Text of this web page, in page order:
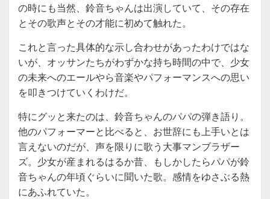
の時にも当然、鈴音ちゃんは出演していて、その存在
とその歌声とその才能に初めて触れた。
これと言った具体的な示し合わせがあったわけではな
いが、オッサンたちがわずかな持ち時間の中で、少女
の未来へのエールやら音楽やパフォーマンスへの思い
を叩きつけていくわけだ。
特にグッと来たのは、鈴音ちゃんのパパの弾き語り。
他のパフォーマーと比べると、お世辞にも上手いとは
言えないのだが、声を限りに歌う大事マンブラザー
ズ。少女が産まれるはるか昔、もしかしたらパパが鈴
音ちゃんの年頃ぐらいに聞いた歌。感情をゆさぶる熱
にあふれていた。